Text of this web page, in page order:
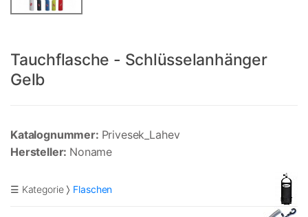
Tauchflasche - Schlüsselanhänger
Gelb
Katalognummer: Privesek_Lahev
Hersteller: Noname
☰ Kategorie Flaschen